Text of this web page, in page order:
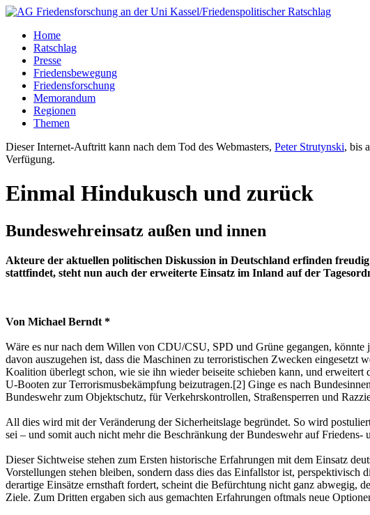
Home
Ratschlag
Presse
Friedensbewegung
Friedensforschung
Memorandum
Regionen
Themen
Dieser Internet-Auftritt kann nach dem Tod des Webmasters, Peter Strutynski, bis
Verfügung.
Einmal Hindukusch und zurück
Bundeswehreinsatz außen und innen
Akteure der aktuellen politischen Diskussion in Deutschland erfinden
stattfindet, steht nun auch der erweiterte Einsatz im Inland auf der
Von Michael Berndt *
Wäre es nur nach dem Willen von CDU/CSU, SPD und Grüne gegangen,
davon auszugehen ist, dass die Maschinen zu terroristischen Zwecken
Koalition überlegt schon, wie sie ihn wieder beiseite schieben kann, und
U-Booten zur Terrorismusbekämpfung beizutragen.[2] Ginge es nach
Bundeswehr zum Objektschutz, für Verkehrskontrollen, Straßensperren und
All dies wird mit der Veränderung der Sicherheitslage begründet. So wird
sei – und somit auch nicht mehr die Beschränkung der Bundeswehr auf Friedens-
Dieser Sichtweise stehen zum Ersten historische Erfahrungen mit dem Einsatz
Vorstellungen stehen bleiben, sondern dass dies das Einfallstor ist,
derartige Einsätze ernsthaft fordert, scheint die Befürchtung nicht ganz abwegig,
Ziele. Zum Dritten ergaben sich aus gemachten Erfahrungen oftmals neue